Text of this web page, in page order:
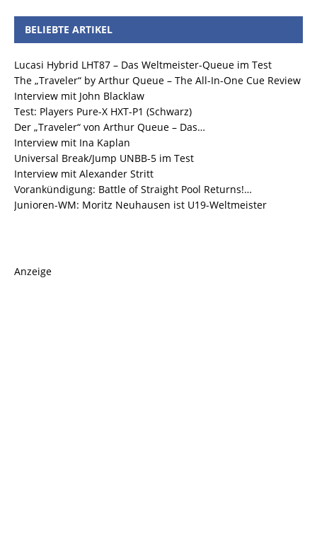
BELIEBTE ARTIKEL
Lucasi Hybrid LHT87 – Das Weltmeister-Queue im Test
The „Traveler“ by Arthur Queue – The All-In-One Cue Review
Interview mit John Blacklaw
Test: Players Pure-X HXT-P1 (Schwarz)
Der „Traveler“ von Arthur Queue – Das…
Interview mit Ina Kaplan
Universal Break/Jump UNBB-5 im Test
Interview mit Alexander Stritt
Vorankündigung: Battle of Straight Pool Returns!…
Junioren-WM: Moritz Neuhausen ist U19-Weltmeister
Anzeige